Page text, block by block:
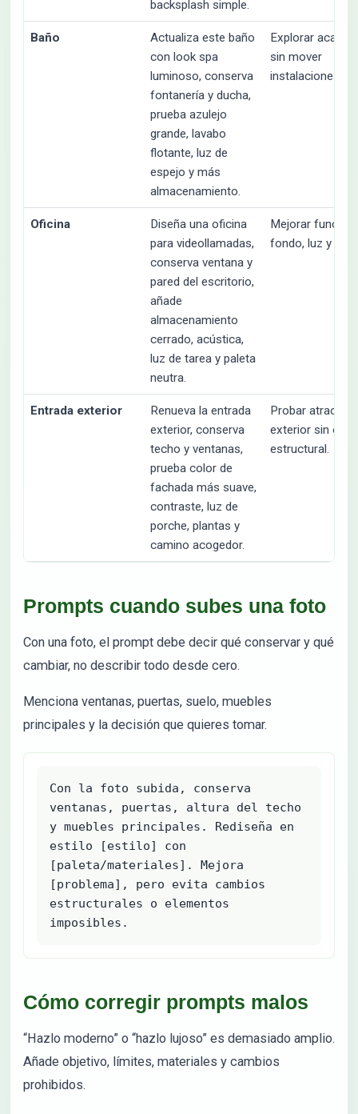
backsplash simple.
Baño
Actualiza este baño
con look spa
luminoso, conserva
fontanería y ducha,
prueba azulejo
grande, lavabo
flotante, luz de
espejo y más
almacenamiento.
Explorar
sin mover
instalaciones.
Oficina
Diseña una oficina
para videollamadas,
conserva ventana y
pared del escritorio,
añade
almacenamiento
cerrado, acústica,
luz de tarea y paleta
neutra.
Mejorar función,
fondo, luz y
Entrada exterior
Renueva la entrada
exterior, conserva
techo y ventanas,
prueba color de
fachada más suave,
contraste, luz de
porche, plantas y
camino acogedor.
Probar atractivo
exterior sin obra
estructural.
Prompts cuando subes una foto
Con una foto, el prompt debe decir qué conservar y qué
cambiar, no describir todo desde cero.
Menciona ventanas, puertas, suelo, muebles
principales y la decisión que quieres tomar.
Con la foto subida, conserva
ventanas, puertas, altura del techo
y muebles principales. Rediseña en
estilo [estilo] con
[paleta/materiales]. Mejora
[problema], pero evita cambios
estructurales o elementos
imposibles.
Cómo corregir prompts malos
“Hazlo moderno” o “hazlo lujoso” es demasiado amplio.
Añade objetivo, límites, materiales y cambios
prohibidos.